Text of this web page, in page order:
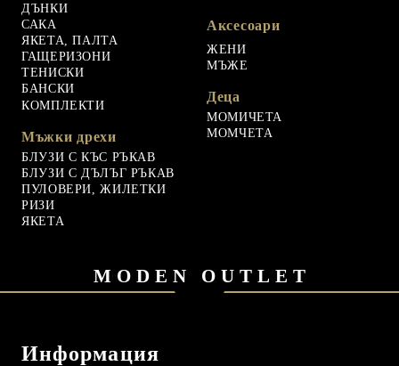
ДЪНКИ
САКА
ЯКЕТА, ПАЛТА
ГАЩЕРИЗОНИ
ТЕНИСКИ
БАНСКИ
КОМПЛЕКТИ
Мъжки дрехи
БЛУЗИ С КЪС РЪКАВ
БЛУЗИ С ДЪЛЪГ РЪКАВ
ПУЛОВЕРИ, ЖИЛЕТКИ
РИЗИ
ЯКЕТА
Аксесоари
ЖЕНИ
МЪЖЕ
Деца
МОМИЧЕТА
МОМЧЕТА
MODEN OUTLET
Информация